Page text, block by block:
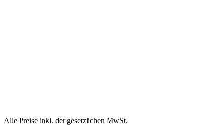
Alle Preise inkl. der gesetzlichen MwSt.